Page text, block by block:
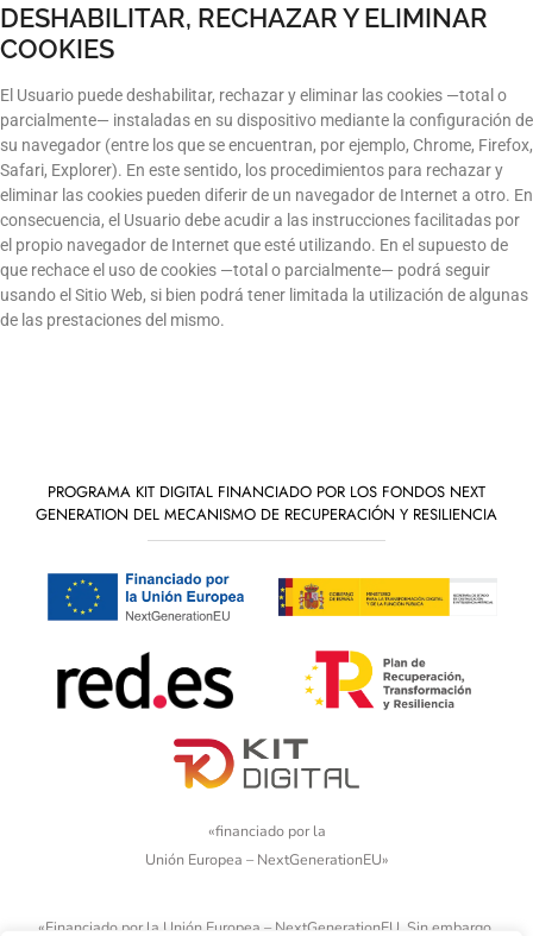
DESHABILITAR, RECHAZAR Y ELIMINAR
COOKIES
El Usuario puede deshabilitar, rechazar y eliminar las cookies —total o
parcialmente— instaladas en su dispositivo mediante la configuración de
su navegador (entre los que se encuentran, por ejemplo, Chrome, Firefox,
Safari, Explorer). En este sentido, los procedimientos para rechazar y
eliminar las cookies pueden diferir de un navegador de Internet a otro. En
consecuencia, el Usuario debe acudir a las instrucciones facilitadas por
el propio navegador de Internet que esté utilizando. En el supuesto de
que rechace el uso de cookies —total o parcialmente— podrá seguir
usando el Sitio Web, si bien podrá tener limitada la utilización de algunas
de las prestaciones del mismo.
PROGRAMA KIT DIGITAL FINANCIADO POR LOS FONDOS NEXT
GENERATION DEL MECANISMO DE RECUPERACIÓN Y RESILIENCIA
«financiado por la
Unión Europea – NextGenerationEU»
«Financiado por la Unión Europea – NextGenerationEU. Sin embargo,